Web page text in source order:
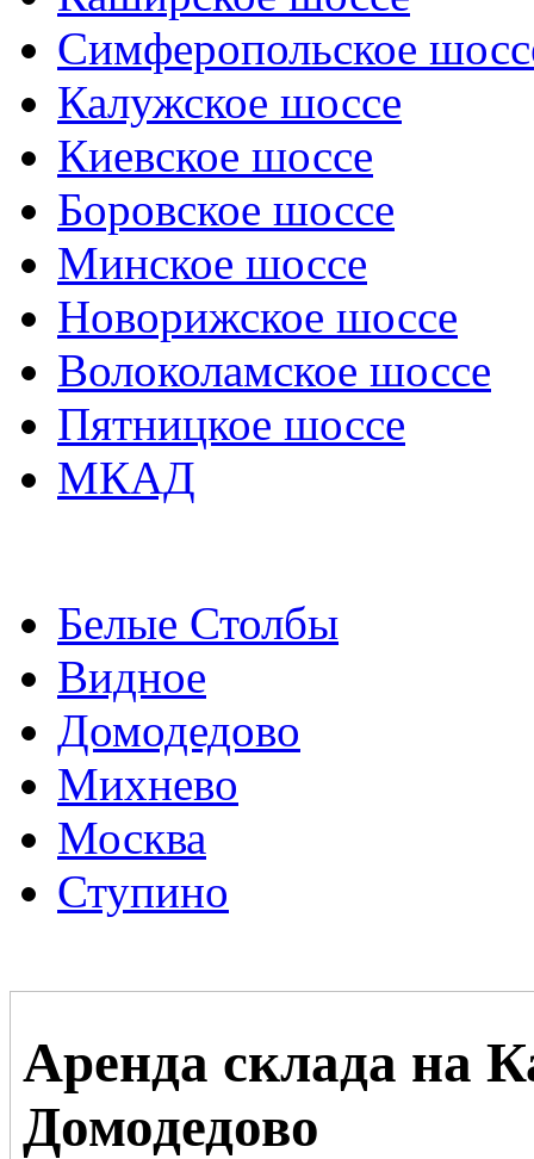
Симферопольское
Калужское шоссе
Киевское шоссе
Боровское шоссе
Минское шоссе
Новорижское шоссе
Волоколамское шоссе
Пятницкое шоссе
МКАД
Белые Столбы
Видное
Домодедово
Михнево
Москва
Ступино
Аренда склада на
Домодедово